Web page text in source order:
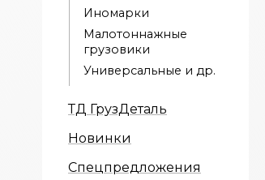
Иномарки
Малотоннажные
грузовики
Универсальные и др.
ТД ГрузДеталь
Новинки
Спецпредложения